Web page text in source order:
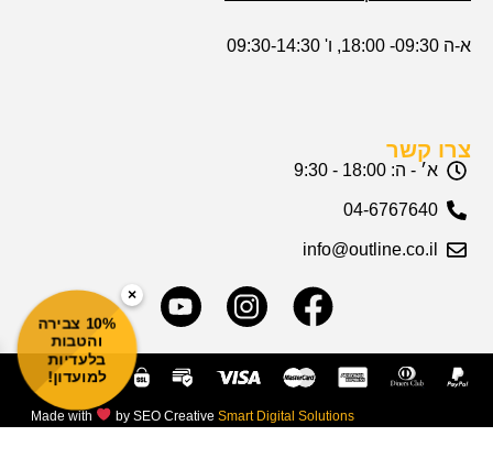
א-ה 09:30- 18:00, ו' 09:30-14:30
צרו קשר
א׳ - ה: 18:00 - 9:30
04-6767640
info@outline.co.il
Made with by SEO Creative Smart Digital Solutions
×
10% צבירה
והטבות
בלעדיות
למועדון!